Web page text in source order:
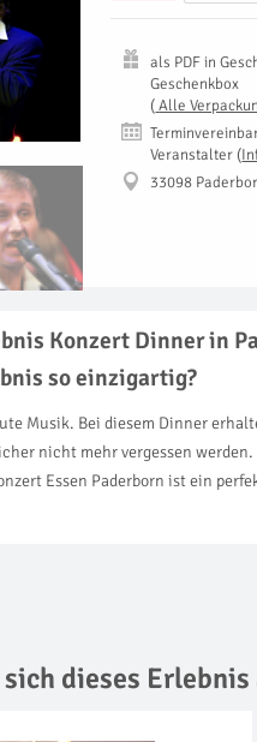
als PDFin
Geschenkbox
( Alle
Veranstalter (
33098
Konzert Dinner in
so einzigartig?
Musik. Bei diesem Dinner
nicht mehr vergessen
Essen Paderborn ist ein
dieses